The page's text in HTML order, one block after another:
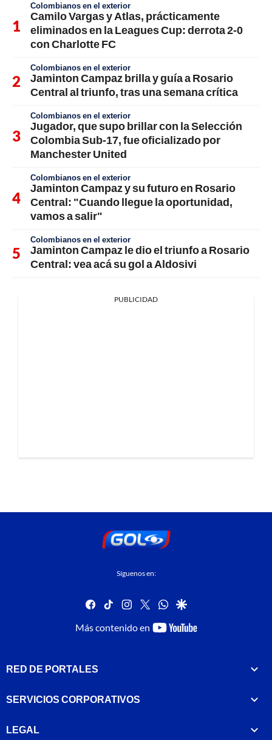
Colombianos en el exterior
Camilo Vargas y Atlas, prácticamente
eliminados en la Leagues Cup: derrota 2-0
con Charlotte FC
Colombianos en el exterior
Jaminton Campaz brilla y guía a Rosario
Central al triunfo, tras una semana crítica
Colombianos en el exterior
Jugador, que supo brillar con la Selección
Colombia Sub-17, fue oficializado por
Manchester United
Colombianos en el exterior
Jaminton Campaz y su futuro en Rosario
Central: "Cuando llegue la oportunidad,
vamos a salir"
Colombianos en el exterior
Jaminton Campaz le dio el triunfo a Rosario
Central: vea acá su gol a Aldosivi
PUBLICIDAD
Síguenos en:
facebook
tiktok instagram
twitterwhatsapp
google
Más contenido en
youtube-
RED DE PORTALES
SERVICIOS CORPORATIVOS
LEGAL